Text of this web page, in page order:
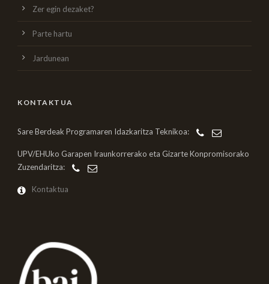
Zer egin dezaket?
Parte hartu
Jardunean
KONTAKTUA
Sare Berdeak Programaren Idazkaritza Teknikoa:
UPV/EHUko Garapen Iraunkorrerako eta Gizarte Konpromisorako
Zuzendaritza:
Kontaktua